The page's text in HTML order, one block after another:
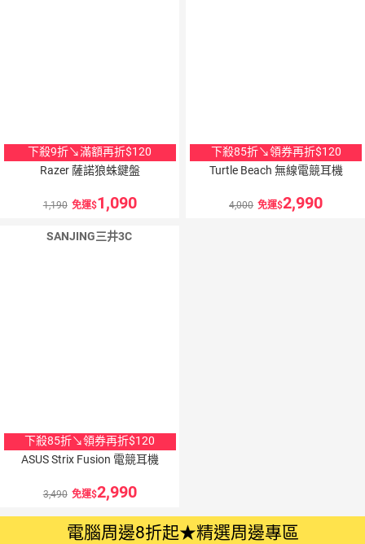
下殺9折↘滿額再折$120
Razer 薩諾狼蛛鍵盤
1,190 免運 1,090
下殺85折↘領券再折$120
Turtle Beach 無線電競耳機
4,000 免運 2,990
SANJING三井3C
下殺85折↘領券再折$120
ASUS Strix Fusion 電競耳機
3,490 免運 2,990
電腦周邊8折起★精選周邊專區